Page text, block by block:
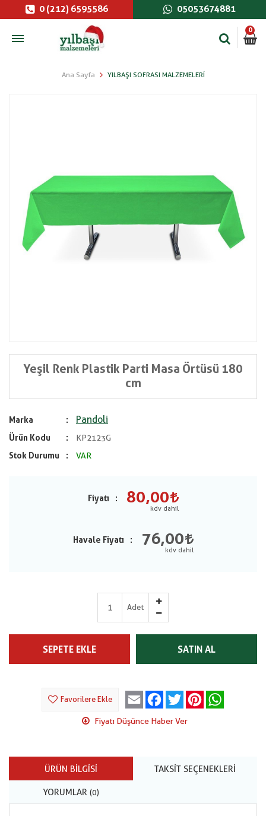
0 (212) 6595586 05053674881
0
Ana Sayfa YILBAŞI SOFRASI MALZEMELERI
Yeşil Renk Plastik Parti Masa Örtüsü 180
cm
Marka Pandoli
Ürün Kodu
KP2123G
Stok Durumu
VAR
Fiyatı 80,00
Havale Fiyatı 76,00
Adet
SEPETE EKLE SATIN AL
Favorilere Ekle Email Facebook
Twitter Pinterest
Fiyatı Düşünce Haber Ver
ÜRÜN BILGISI TAKSIT SEÇENEKLERI
YORUMLAR (0)